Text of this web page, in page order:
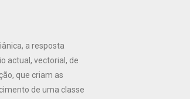
a resposta
actual, vectorial, de
que criam as
de uma classe